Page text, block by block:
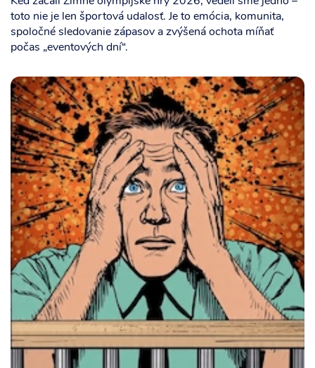
toto nie je len športová udalosť. Je to emócia, komunita,
spoločné sledovanie zápasov a zvýšená ochota míňať
počas „eventových dní“.